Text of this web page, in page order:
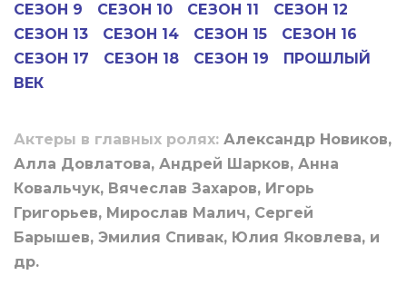
СЕЗОН 9
СЕЗОН 10 СЕЗОН 11
СЕЗОН 12
СЕЗОН 13
СЕЗОН 14 СЕЗОН 15
СЕЗОН 16
СЕЗОН 17
СЕЗОН 18 СЕЗОН 19
ПРОШЛЫЙ
ВЕК
Актеры в главных ролях: Александр Новиков,
Алла Довлатова, Андрей Шарков, Анна
Ковальчук, Вячеслав Захаров, Игорь
Григорьев, Мирослав Малич, Сергей
Барышев, Эмилия Спивак, Юлия Яковлева, и
др.